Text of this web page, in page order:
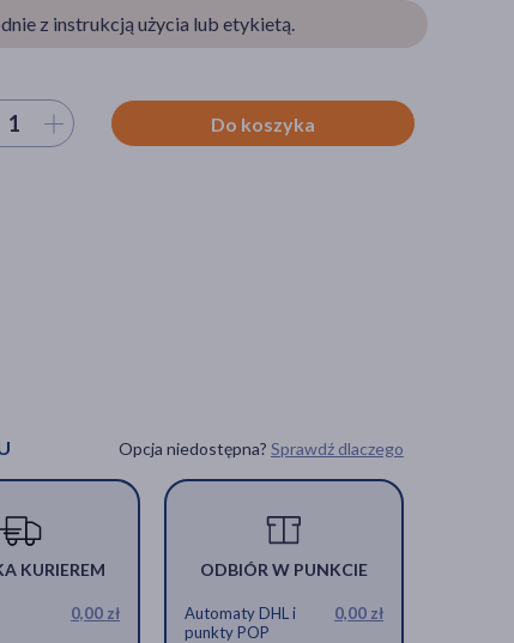
z instrukcją użycia lub etykietą.
ilość Do koszyka
Opcja niedostępna? Sprawdź dlaczego
KURIEREM
0,00 zł
ODBIÓR W PUNKCIE
Automaty DHL i
punkty POP
0,00 zł